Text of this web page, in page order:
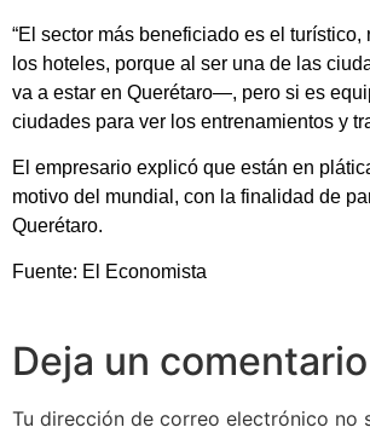
“El sector más beneficiado es el
los hoteles, porque al ser una de las
va a estar en Querétaro—, pero si es
ciudades para ver los entrenamientos y
El empresario explicó que están en
motivo del mundial, con la finalidad de
Querétaro.
Fuente: El Economista
Deja un comentario
Tu dirección de correo electrónico no